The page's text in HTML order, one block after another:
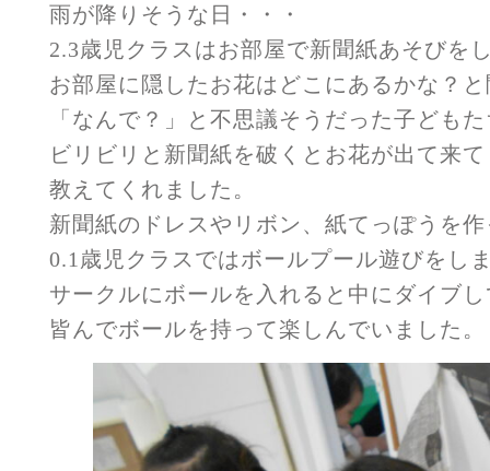
雨が降りそうな日・・・
2.3歳児クラスはお部屋で新聞紙あそびを
お部屋に隠したお花はどこにあるかな？
「なんで？」と不思議そうだった子ども
ビリビリと新聞紙を破くとお花が出て来
教えてくれました。
新聞紙のドレスやリボン、紙てっぽうを
0.1歳児クラスではボールプール遊びをし
サークルにボールを入れると中にダイブ
皆んでボールを持って楽しんでいました。